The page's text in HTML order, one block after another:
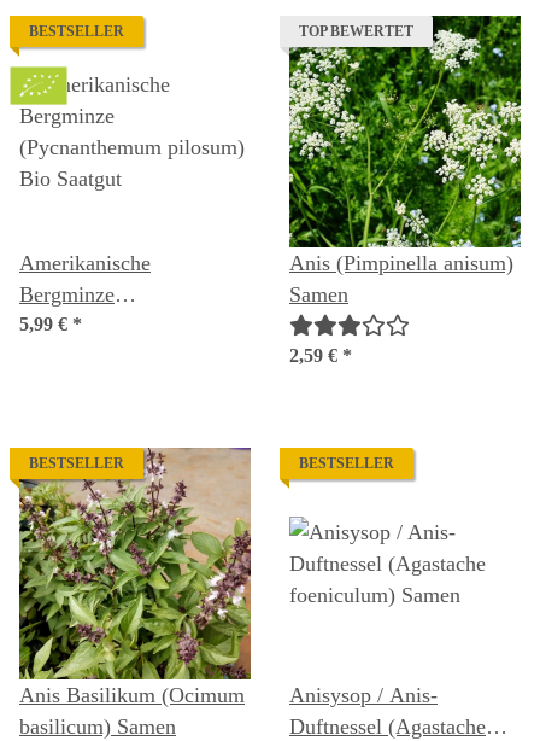
BESTSELLER
Amerikanische
Bergminze
(Pycnanthemum pilosum)
5,99 € *
TOP BEWERTET
Anis (Pimpinella anisum)
Samen
2,59 € *
BESTSELLER
Anis Basilikum (Ocimum
basilicum) Samen
BESTSELLER
Anisysop / Anis-
Duftnessel (Agastache